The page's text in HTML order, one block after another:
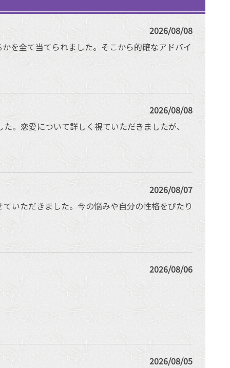
2026/08/08
を全て当てられました。そこから的確なアドバイ
2026/08/08
。恋愛について詳しく視ていただきましたが、
2026/08/07
いただきました。今の悩みや自分の性格をぴたり
2026/08/06
2026/08/05